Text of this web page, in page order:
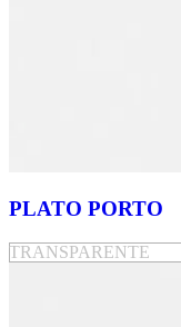
PLATO PORTO
TRANSPARENTE